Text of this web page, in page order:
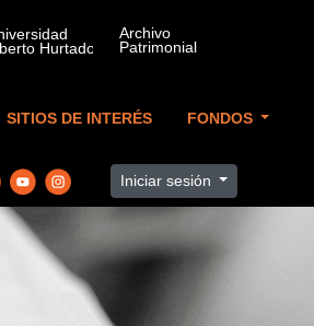
SITIOS DE INTERÉS FONDOS
Iniciar sesión